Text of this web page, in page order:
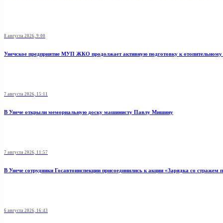
8 августа 2026, 9:00
Унечское предприятие МУП ЖКО продолжает активную подготовку к отопительному
7 августа 2026, 15:11
В Унече открыли мемориальную доску машинисту Павлу Мишину
7 августа 2026, 11:57
В Унече сотрудники Госавтоинспекции присоединились к акции «Зарядка со стражем
6 августа 2026, 16:43